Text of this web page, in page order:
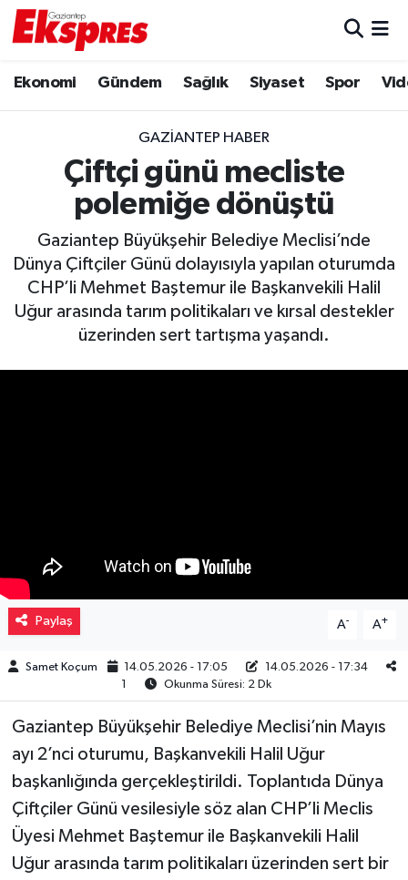
Ekonomi Gündem Sağlık Siyaset Spor
GAZIANTEP HABER
Çiftçi günü mecliste
polemiğe dönüştü
Gaziantep Büyükşehir Belediye Meclisi’nde
Dünya Çiftçiler Günü dolayısıyla yapılan oturumda
CHP’li Mehmet Baştemur ile Başkanvekili Halil
Uğur arasında tarım politikaları ve kırsal destekler
üzerinden sert tartışma yaşandı.
Paylaş A- A+
Samet Koçum 14.05.2026 - 17:05
14.05.2026 - 17:34
1
Okunma Süresi: 2 Dk
Gaziantep Büyükşehir Belediye Meclisi’nin Mayıs
ayı 2’nci oturumu, Başkanvekili Halil Uğur
başkanlığında gerçekleştirildi. Toplantıda Dünya
Çiftçiler Günü vesilesiyle söz alan CHP’li Meclis
Üyesi Mehmet Baştemur ile Başkanvekili Halil
Uğur arasında tarım politikaları üzerinden sert bir
Ekonomi
Gaziantep son dakika
Genel
Gündem
Haberler
Sağlık
Sinemalar
Siyaset
Spor
Türkiye
Video Haber
Trafik Durumu
Puan Durumu ve Fikstür
Tüm Manşetler
Son Dakika Haberleri
Haber Arşivi